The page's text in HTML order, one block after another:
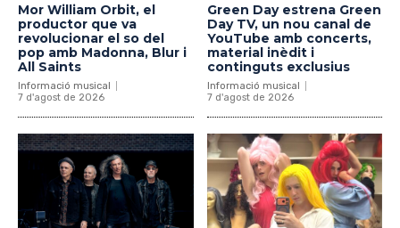
Mor William Orbit, el
productor que va
revolucionar el so del
pop amb Madonna, Blur i
All Saints
Informació musical
7 d'agost de 2026
Green Day estrena Green
Day TV, un nou canal de
YouTube amb concerts,
material inèdit i
continguts exclusius
Informació musical
7 d'agost de 2026